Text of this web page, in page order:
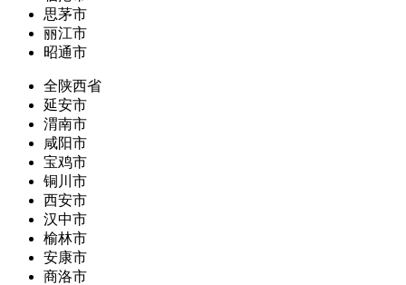
思茅市
丽江市
昭通市
全陕西省
延安市
渭南市
咸阳市
宝鸡市
铜川市
西安市
汉中市
榆林市
安康市
商洛市